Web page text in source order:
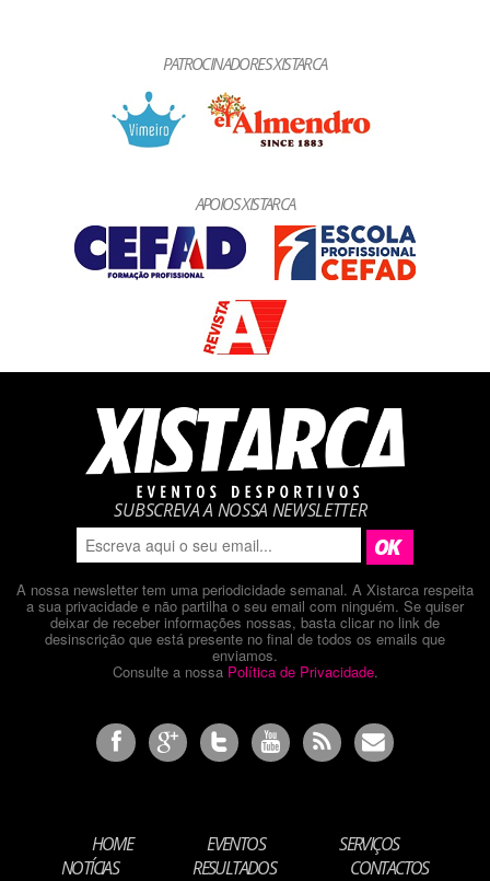
PATROCINADORES XISTARCA
APOIOS XISTARCA
SUBSCREVA A NOSSA NEWSLETTER
A nossa newsletter tem uma periodicidade semanal. A Xistarca respeita
a sua privacidade e não partilha o seu email com ninguém. Se quiser
deixar de receber informações nossas, basta clicar no link de
desinscrição que está presente no final de todos os emails que
enviamos.
Consulte a nossa Política de Privacidade.
HOME EVENTOS
SERVIÇOS
NOTÍCIAS
RESULTADOS CONTACTOS